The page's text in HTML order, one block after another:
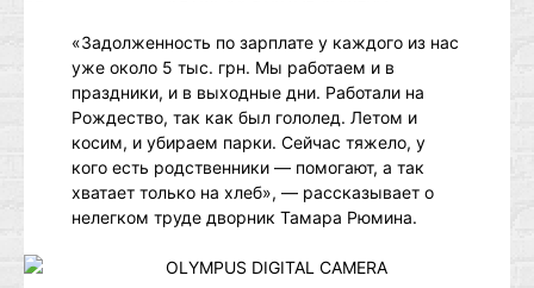
«Задолженность по зарплате у каждого из нас
уже около 5 тыс. грн. Мы работаем и в
праздники, и в выходные дни. Работали на
Рождество, так как был гололед. Летом и
косим, и убираем парки. Сейчас тяжело, у
кого есть родственники — помогают, а так
хватает только на хлеб», — рассказывает о
нелегком труде дворник Тамара Рюмина.